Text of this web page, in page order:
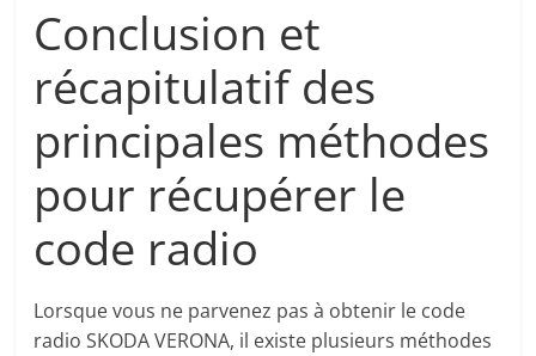
Conclusion et
récapitulatif des
principales méthodes
pour récupérer le
code radio
Lorsque vous ne parvenez pas à obtenir le code
radio SKODA VERONA, il existe plusieurs méthodes